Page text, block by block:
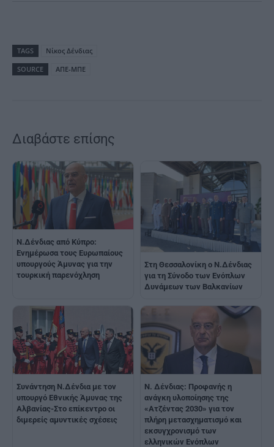
TAGS
Nίκος Δένδιας
SOURCE
ΑΠΕ-ΜΠΕ
Διαβάστε επίσης
Ν.Δένδιας από Κύπρο:
Ενημέρωσα τους Ευρωπαίους
υπουργούς Άμυνας για την
τουρκική παρενόχληση
Στη Θεσσαλονίκη ο Ν.Δένδιας
για τη Σύνοδο των Ενόπλων
Δυνάμεων των Βαλκανίων
Συνάντηση Ν.Δένδια με τον
υπουργό Εθνικής Άμυνας της
Αλβανίας-Στο επίκεντρο οι
διμερείς αμυντικές σχέσεις
Ν. Δένδιας: Προφανής η
ανάγκη υλοποίησης της
«Ατζέντας 2030» για τον
πλήρη μετασχηματισμό και
εκσυγχρονισμό των
ελληνικών Ενόπλων